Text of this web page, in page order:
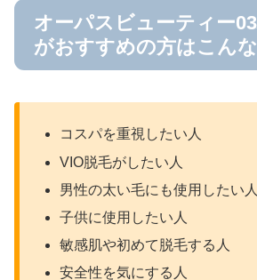
オーパスビューティー
がおすすめの方はこんな
コスパを重視したい人
VIO脱毛がしたい人
男性の太い毛にも使用したい人
子供に使用したい人
敏感肌や初めて脱毛する人
安全性を気にする人